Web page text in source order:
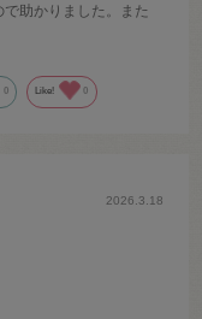
助かりました。また
0 Like! 0
2026.3.18